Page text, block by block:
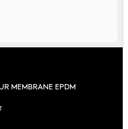
MEMBRANE EPDM